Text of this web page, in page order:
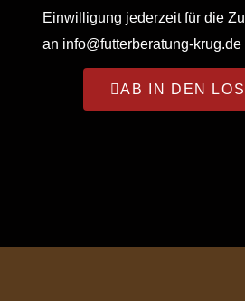
Einwilligung jederzeit für die
an info@futterberatung-
AB IN DEN